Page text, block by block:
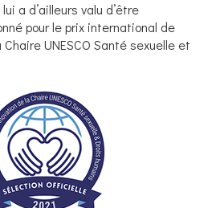
a d’ailleurs valu d’être
pour le prix international de
Chaire UNESCO Santé sexuelle et